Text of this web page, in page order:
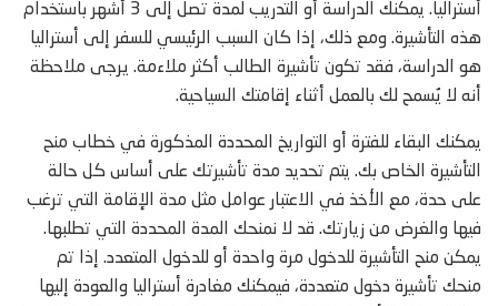
أستراليا. يمكنك الدراسة أو التدريب لمدة تصل إلى 3 أشهر باستخدام
هذه التأشيرة. ومع ذلك، إذا كان السبب الرئيسي للسفر إلى أستراليا
هو الدراسة، فقد تكون تأشيرة الطالب أكثر ملاءمة. يرجى ملاحظة
أنه لا يُسمح لك بالعمل أثناء إقامتك السياحية.
يمكنك البقاء للفترة أو التواريخ المحددة المذكورة في خطاب منح
التأشيرة الخاص بك. يتم تحديد مدة تأشيرتك على أساس كل حالة
على حدة، مع الأخذ في الاعتبار عوامل مثل مدة الإقامة التي ترغب
فيها والغرض من زيارتك. قد لا نمنحك المدة المحددة التي تطلبها.
يمكن منح التأشيرة للدخول مرة واحدة أو للدخول المتعدد. إذا تم
منحك تأشيرة دخول متعددة، فيمكنك مغادرة أستراليا والعودة إليها